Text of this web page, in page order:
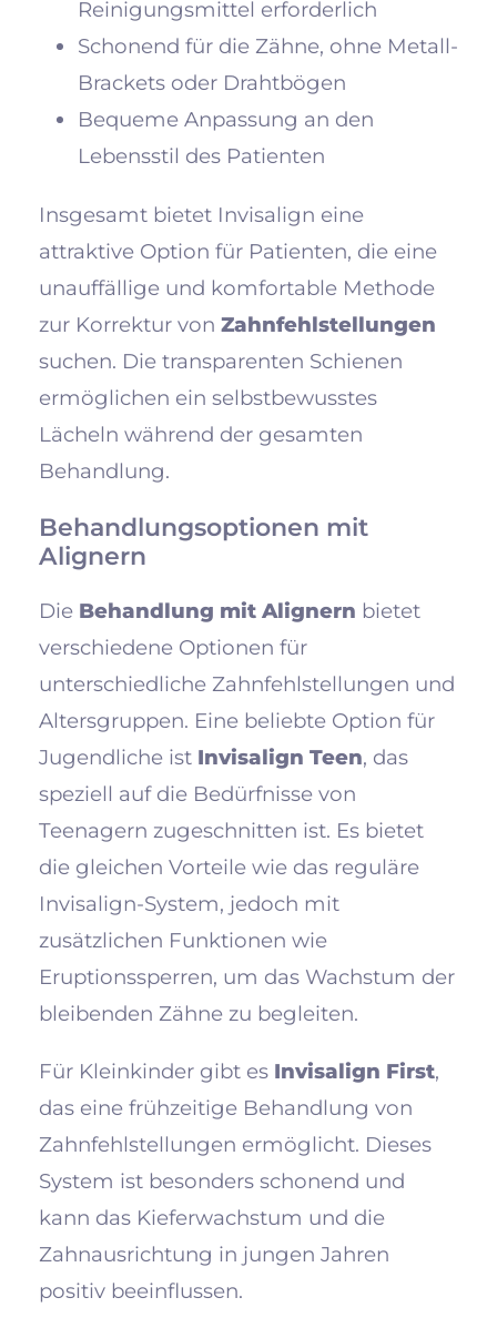
Reinigungsmittel erforderlich
Schonend für die Zähne, ohne Metall-
Brackets oder Drahtbögen
Bequeme Anpassung an den
Lebensstil des Patienten
Insgesamt bietet Invisalign eine
attraktive Option für Patienten, die eine
unauffällige und komfortable Methode
zur Korrektur von Zahnfehlstellungen
suchen. Die transparenten Schienen
ermöglichen ein selbstbewusstes
Lächeln während der gesamten
Behandlung.
Behandlungsoptionen mit
Alignern
Die Behandlung mit Alignern bietet
verschiedene Optionen für
unterschiedliche Zahnfehlstellungen und
Altersgruppen. Eine beliebte Option für
Jugendliche ist Invisalign Teen, das
speziell auf die Bedürfnisse von
Teenagern zugeschnitten ist. Es bietet
die gleichen Vorteile wie das reguläre
Invisalign-System, jedoch mit
zusätzlichen Funktionen wie
Eruptionssperren, um das Wachstum der
bleibenden Zähne zu begleiten.
Für Kleinkinder gibt es Invisalign First,
das eine frühzeitige Behandlung von
Zahnfehlstellungen ermöglicht. Dieses
System ist besonders schonend und
kann das Kieferwachstum und die
Zahnausrichtung in jungen Jahren
positiv beeinflussen.